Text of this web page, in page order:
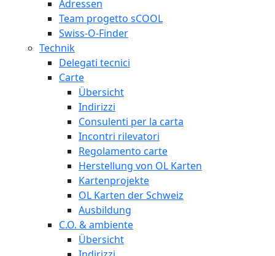
Adressen
Team progetto sCOOL
Swiss-O-Finder
Technik
Delegati tecnici
Carte
Übersicht
Indirizzi
Consulenti per la carta
Incontri rilevatori
Regolamento carte
Herstellung von OL Karten
Kartenprojekte
OL Karten der Schweiz
Ausbildung
C.O. & ambiente
Übersicht